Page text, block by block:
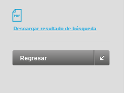
Descargar resultado de búsqueda
Regresar